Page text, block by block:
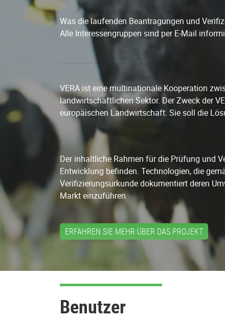
Was die laufenden Beantragungen und
Alle Interessengruppen sind per E-Mail
VERA ist eine multinationale Kooperation
landwirtschaftlichen Sektor. Der Zweck der
europäischen Landwirtschaft. Sie soll die
Der inhaltliche Rahmen für die Prüfung und
Entwicklung befinden. Technologien, die
Verifizierungsurkunde dokumentiert deren
Markt einzuführen
ERFAHREN SIE MEHR ÜBER DAS PROJEKT
Benutzer